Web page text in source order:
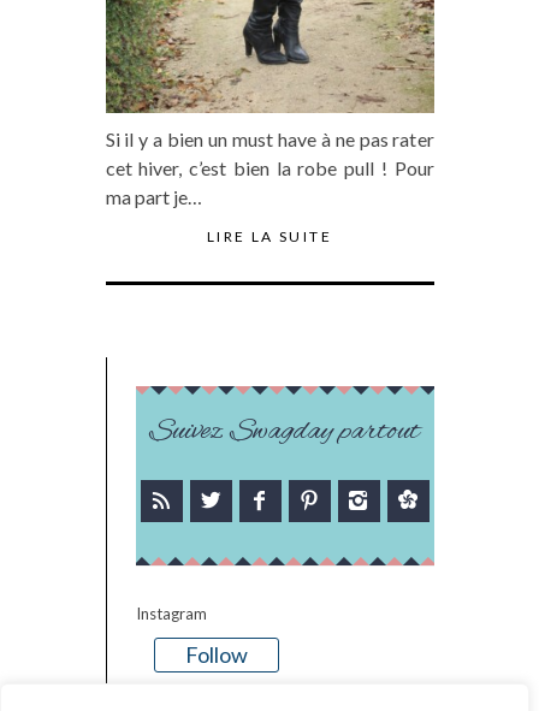
Si il y a bien un must have à ne pas rater
cet hiver, c’est bien la robe pull ! Pour
ma part je…
LIRE LA SUITE
Suivez Swagday partout
Instagram
Follow